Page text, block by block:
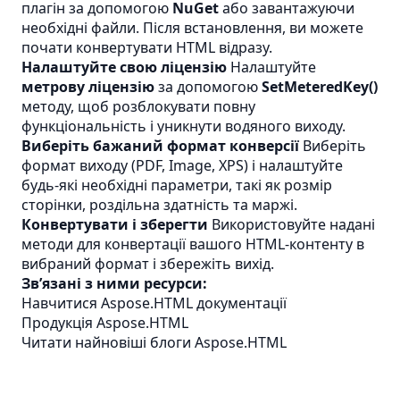
плагін за допомогою NuGetабо завантажуючи
необхідні файли. Після встановлення, ви можете
почати конвертувати HTML відразу.
Налаштуйте свою ліцензію Налаштуйте
метрову ліцензіюза допомогоюSetMeteredKey()
методу, щоб розблокувати повну
функціональність і уникнути водяного виходу.
Виберіть бажаний формат конверсії Виберіть
формат виходу (PDF, Image, XPS) і налаштуйте
будь-які необхідні параметри, такі як розмір
сторінки, роздільна здатність та маржі.
Конвертувати і зберегти Використовуйте надані
методи для конвертації вашого HTML-контенту в
вибраний формат і збережіть вихід.
Зв’язані з ними ресурси:
Навчитися Aspose.HTML документації
Продукція Aspose.HTML
Читати найновіші блоги Aspose.HTML